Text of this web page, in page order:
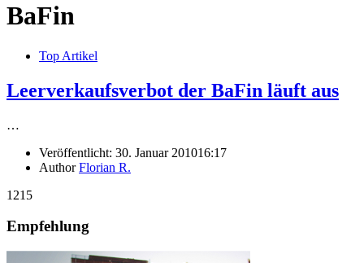
BaFin
Top Artikel
Leerverkaufsverbot der BaFin läuft aus
…
Veröffentlicht: 30. Januar 201016:17
AuthorFlorian R.
1215
Empfehlung